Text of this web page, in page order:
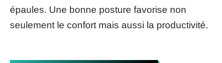
épaules. Une bonne posture favorise non
seulement le confort mais aussi la productivité.